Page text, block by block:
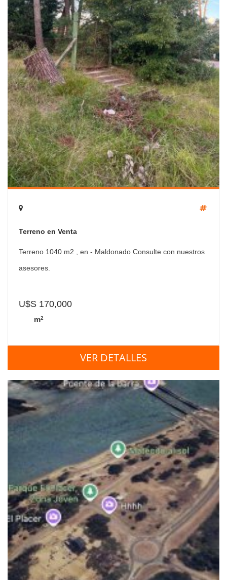
Terreno en Venta
Terreno 1040 m2 , en - Maldonado Consulte con nuestros
asesores.
U$S 170,000
m2
VER DETALLES